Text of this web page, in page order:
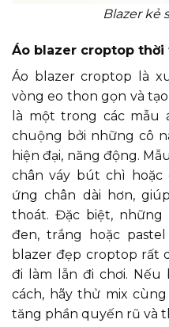
Blazer kẻ
Áo blazer croptop thời
Áo blazer croptop là
vòng eo thon gọn và
là một trong các mẫu
chuộng bởi những cô
hiện đại, năng động.
chân váy bút chì hoặc
ứng chân dài hơn,
thoát. Đặc biệt,
đen, trắng hoặc
blazer đẹp croptop rất
đi làm lẫn đi chơi.
cách, hãy thử mix
tăng phần quyến rũ và